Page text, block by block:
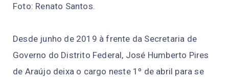
Foto: Renato Santos.
Desde junho de 2019 à frente da Secretaria de
Governo do Distrito Federal, José Humberto Pires
de Araújo deixa o cargo neste 1º de abril para se